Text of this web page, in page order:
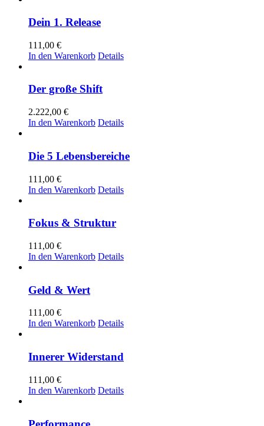
Dein 1. Release
111,00 €
In den Warenkorb Details
Der große Shift
2.222,00 €
In den Warenkorb Details
Die 5 Lebensbereiche
111,00 €
In den Warenkorb Details
Fokus & Struktur
111,00 €
In den Warenkorb Details
Geld & Wert
111,00 €
In den Warenkorb Details
Innerer Widerstand
111,00 €
In den Warenkorb Details